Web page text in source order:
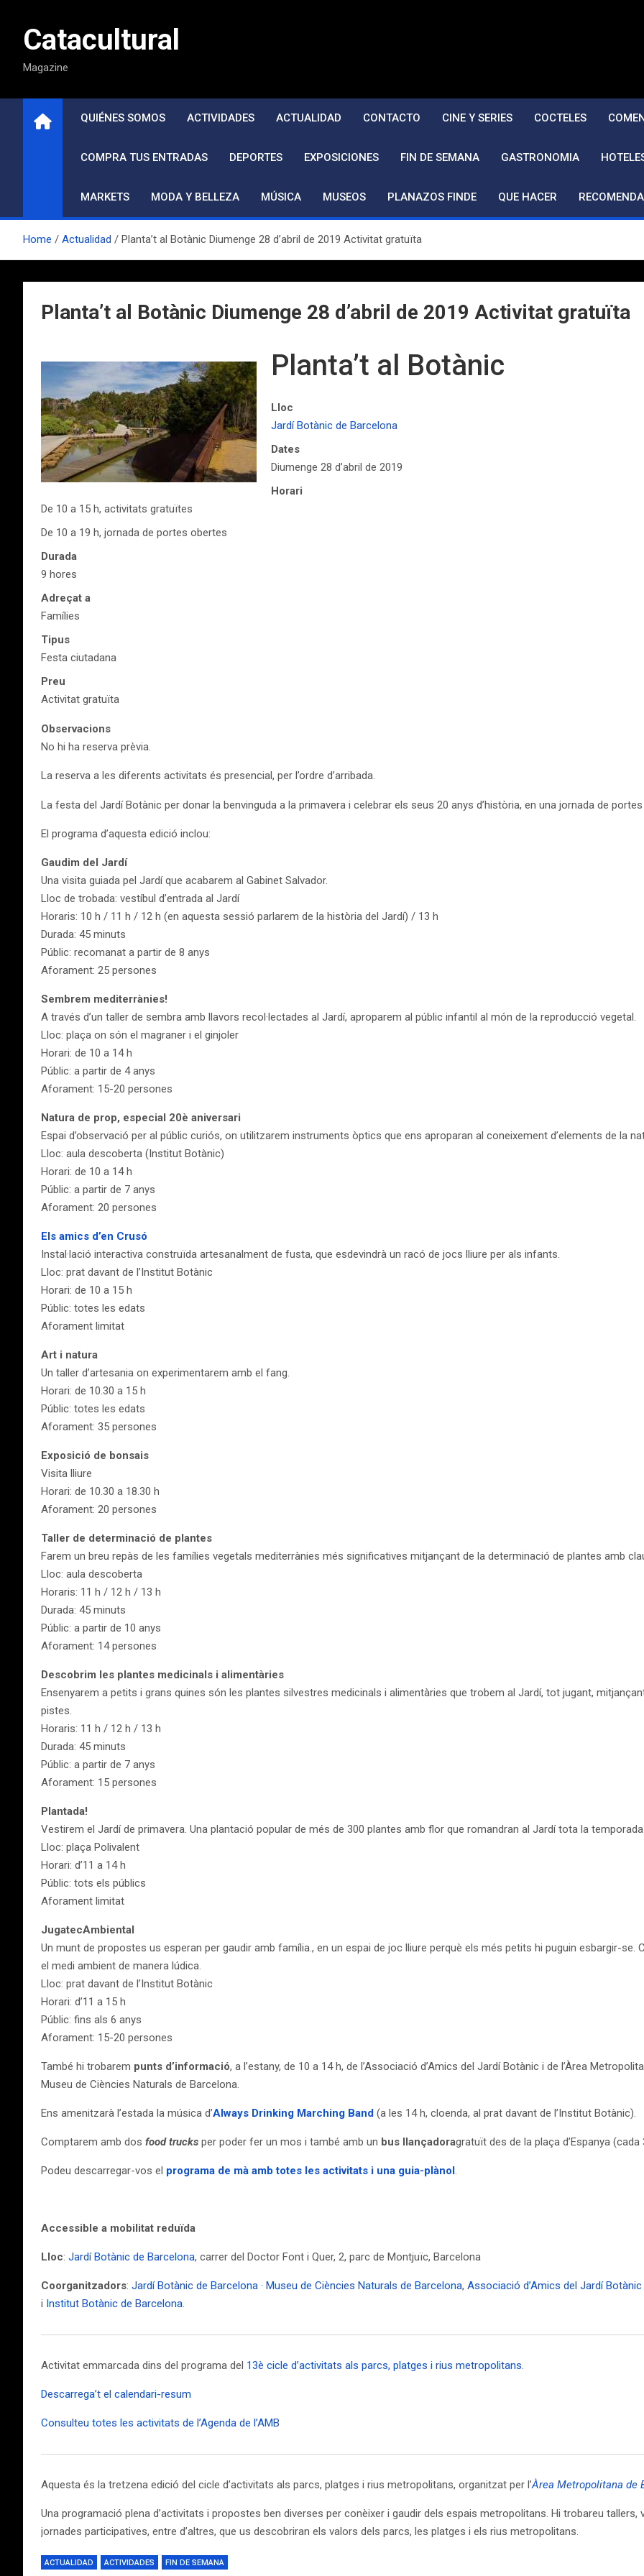
contenidoCatacultural
Magazine
QUIÉNES SOMOS ACTIVIDADES ACTUALIDAD CONTACTO CINE Y SERIES COCTELES
COMPRA TUS ENTRADAS DEPORTES EXPOSICIONES FIN DE SEMANA GASTRONOMIA
MARKETS MODA Y BELLEZA MÚSICA MUSEOS PLANAZOS FINDE QUE HACER
Home Actualidad Planta’t al Botànic Diumenge 28 d’abril de 2019 Activitat gratuïta
Planta’t al Botànic Diumenge 28 d’abril de 2019 Activitat gratuïta
Planta’t al Botànic
Lloc
Jardí Botànic de Barcelona
Dates
Diumenge 28 d’abril de 2019
Horari
De 10 a 15 h, activitats gratuïtes
De 10 a 19 h, jornada de portes obertes
Durada
9 hores
Adreçat a
Famílies
Tipus
Festa ciutadana
Preu
Activitat gratuïta
Observacions
No hi ha reserva prèvia.
La reserva a les diferents activitats és presencial, per l’ordre d’arribada.
La festa del Jardí Botànic per donar la benvinguda a la primavera i celebrar els seus 20 anys d’història, en una jornada de
El programa d’aquesta edició inclou:
Gaudim del Jardí
Una visita guiada pel Jardí que acabarem al Gabinet Salvador.
Lloc de trobada: vestíbul d’entrada al Jardí
Horaris: 10 h / 11 h / 12 h (en aquesta sessió parlarem de la història del Jardí) / 13 h
Durada: 45 minuts
Públic: recomanat a partir de 8 anys
Aforament: 25 persones
Sembrem mediterrànies!
A través d’un taller de sembra amb llavors recol·lectades al Jardí, aproparem al públic infantil al món de la reproducció vegetal.
Lloc: plaça on són el magraner i el ginjoler
Horari: de 10 a 14 h
Públic: a partir de 4 anys
Aforament: 15-20 persones
Natura de prop, especial 20è aniversari
Espai d’observació per al públic curiós, on utilitzarem instruments òptics que ens aproparan al coneixement d’elements de la
Lloc: aula descoberta (Institut Botànic)
Horari: de 10 a 14 h
Públic: a partir de 7 anys
Aforament: 20 persones
Els amics d’en Crusó
Instal·lació interactiva construïda artesanalment de fusta, que esdevindrà un racó de jocs lliure per als infants.
Lloc: prat davant de l’Institut Botànic
Horari: de 10 a 15 h
Públic: totes les edats
Aforament limitat
Art i natura
Un taller d’artesania on experimentarem amb el fang.
Horari: de 10.30 a 15 h
Públic: totes les edats
Aforament: 35 persones
Exposició de bonsais
Visita lliure
Horari: de 10.30 a 18.30 h
Aforament: 20 persones
Taller de determinació de plantes
Farem un breu repàs de les famílies vegetals mediterrànies més significatives mitjançant de la determinació de plantes amb
Lloc: aula descoberta
Horaris: 11 h / 12 h / 13 h
Durada: 45 minuts
Públic: a partir de 10 anys
Aforament: 14 persones
Descobrim les plantes medicinals i alimentàries
Ensenyarem a petits i grans quines són les plantes silvestres medicinals i alimentàries que trobem al Jardí, tot jugant,
pistes.
Horaris: 11 h / 12 h / 13 h
Durada: 45 minuts
Públic: a partir de 7 anys
Aforament: 15 persones
Plantada!
Vestirem el Jardí de primavera. Una plantació popular de més de 300 plantes amb flor que romandran al Jardí tota la
Lloc: plaça Polivalent
Horari: d’11 a 14 h
Públic: tots els públics
Aforament limitat
JugatecAmbiental
Un munt de propostes us esperan per gaudir amb família., en un espai de joc lliure perquè els més petits hi puguin esbargir-
el medi ambient de manera lúdica.
Lloc: prat davant de l’Institut Botànic
Horari: d’11 a 15 h
Públic: fins als 6 anys
Aforament: 15-20 persones
També hi trobarem punts d’informació, a l’estany, de 10 a 14 h, de l’Associació d’Amics del Jardí Botànic i de l’Àrea
Museu de Ciències Naturals de Barcelona.
Ens amenitzarà l’estada la música d’Always Drinking Marching Band (a les 14 h, cloenda, al prat davant de l’Institut Botànic).
Comptarem amb dos food trucks per poder fer un mos i també amb un bus llançadoragratuït des de la plaça d’Espanya
Podeu descarregar-vos el programa de mà amb totes les activitats i una guia-plànol.
Accessible a mobilitat reduïda
Lloc: Jardí Botànic de Barcelona, carrer del Doctor Font i Quer, 2, parc de Montjuïc, Barcelona
Coorganitzadors: Jardí Botànic de Barcelona · Museu de Ciències Naturals de Barcelona, Associació d’Amics del Jardí
i Institut Botànic de Barcelona.
Activitat emmarcada dins del programa del 13è cicle d’activitats als parcs, platges i rius metropolitans.
Descarrega’t el calendari-resum
Consulteu totes les activitats de l’Agenda de l’AMB
Aquesta és la tretzena edició del cicle d’activitats als parcs, platges i rius metropolitans, organitzat per l’Àrea Metropolitana de
Una programació plena d’activitats i propostes ben diverses per conèixer i gaudir dels espais metropolitans. Hi trobareu
jornades participatives, entre d’altres, que us descobriran els valors dels parcs, les platges i els rius metropolitans.
ACTUALIDAD ACTIVIDADES FIN DE SEMANA